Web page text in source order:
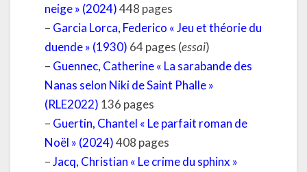
neige » (2024)448 pages
– Garcia Lorca, Federico « Jeu et théorie du
duende » (1930) 64 pages (essai)
– Guennec, Catherine « La sarabande des
Nanas selon Niki de Saint Phalle »
(RLE2022) 136 pages
– Guertin, Chantel « Le parfait roman de
Noël » (2024)408 pages
–Jacq, Christian « Le crime du sphinx »